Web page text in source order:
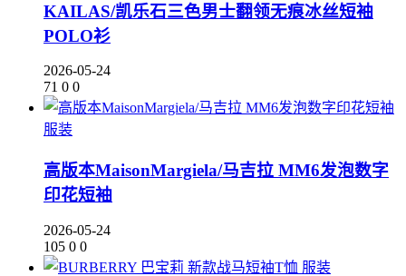
KAILAS/凯乐石三色男士翻领无痕冰丝短袖
POLO衫
2026-05-24
71 0 0
服装
高版本MaisonMargiela/马吉拉 MM6发泡数字
印花短袖
2026-05-24
105 0 0
服装